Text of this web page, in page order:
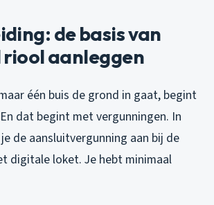
de basis van
riool aanleggen
één buis de grond in gaat, begint
dat begint met vergunningen. In
de aansluitvergunning aan bij de
digitale loket. Je hebt minimaal